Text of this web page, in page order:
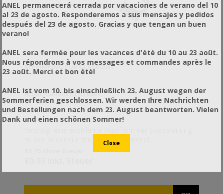
KLEMMRING FÜR GLASROHR
Artikelnummer: PH10505
zu den Verbindungen. Industriematerial.
ANEL permanecerá cerrada por vacaciones de verano del 10
al 23 de agosto. Responderemos a sus mensajes y pedidos
después del 23 de agosto. Gracias y que tengan un buen
verano!
ANEL sera fermée pour les vacances d'été du 10 au 23 août.
Nous répondrons à vos messages et commandes après le
23 août. Merci et bon été!
ANEL ist vom 10. bis einschließlich 23. August wegen der
Sommerferien geschlossen. Wir werden Ihre Nachrichten
und Bestellungen nach dem 23. August beantworten. Vielen
Dank und einen schönen Sommer!